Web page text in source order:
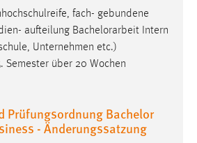
fach- gebundene
aufteilung Bachelorarbeit Intern
Unternehmen etc.)
Semester über 20 Wochen
Prüfungsordnung Bachelor
- Änderungssatzung
wird in diesem Cookie